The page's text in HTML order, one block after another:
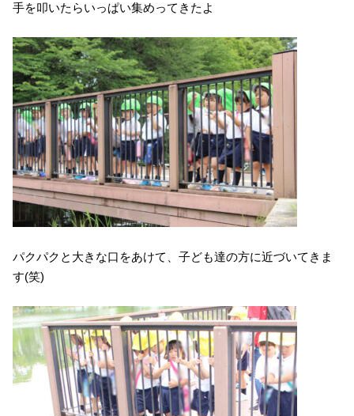
手を叩いたらいっぱい集めってきたよ
パクパクと大きな口をあけて、子ども達の方に近づいてきま
す(笑)